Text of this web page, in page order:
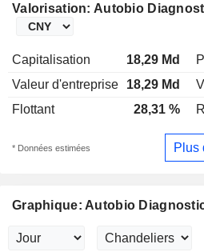
Valorisation: Autobio
Capitalisation 18,29 Md
Valeur d'entreprise
18,29 Md
Flottant
28,31 %
* Données estimées Plus
Graphique: Autobio